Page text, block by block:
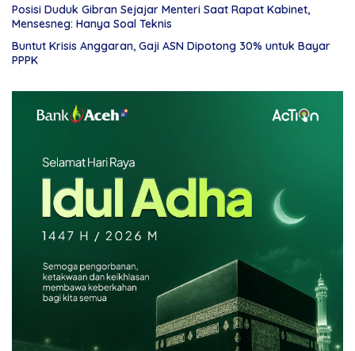
Posisi Duduk Gibran Sejajar Menteri Saat Rapat Kabinet,
Mensesneg: Hanya Soal Teknis
Buntut Krisis Anggaran, Gaji ASN Dipotong 30% untuk Bayar
PPPK